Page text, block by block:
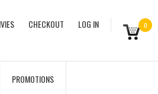
0
CHECKOUT LOG IN
PROMOTIONS